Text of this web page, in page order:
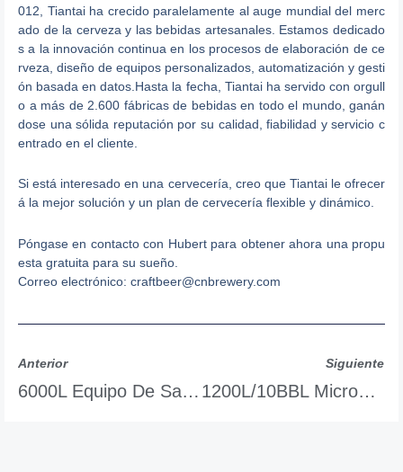
012, Tiantai ha crecido paralelamente al auge mundial del merc
ado de la cerveza y las bebidas artesanales. Estamos dedicado
s a la innovación continua en los procesos de elaboración de ce
rveza, diseño de equipos personalizados, automatización y gesti
ón basada en datos.Hasta la fecha, Tiantai ha servido con orgull
o a más de 2.600 fábricas de bebidas en todo el mundo, ganán
dose una sólida reputación por su calidad, fiabilidad y servicio c
entrado en el cliente.
Si está interesado en una cervecería, creo que Tiantai le ofrecer
á la mejor solución y un plan de cervecería flexible y dinámico.
Póngase en contacto con Hubert para obtener ahora una propu
esta gratuita para su sueño.
Correo electrónico: craftbeer@cnbrewery.com
Anterior
6000L Equipo De Sala De Cocción
Siguiente
1200L/10BBL Microcervecería Sistema De Elaboración De Cerveza